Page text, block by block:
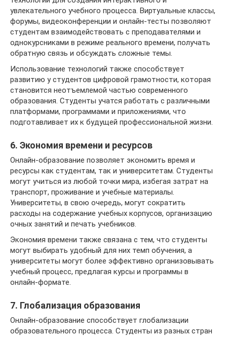
увлекательного учебного процесса. Виртуальные классы,
форумы, видеоконференции и онлайн-тесты позволяют
студентам взаимодействовать с преподавателями и
однокурсниками в режиме реального времени, получать
обратную связь и обсуждать сложные темы.
Использование технологий также способствует
развитию у студентов цифровой грамотности, которая
становится неотъемлемой частью современного
образования. Студенты учатся работать с различными
платформами, программами и приложениями, что
подготавливает их к будущей профессиональной жизни.
6. Экономия времени и ресурсов
Онлайн-образование позволяет экономить время и
ресурсы как студентам, так и университетам. Студенты
могут учиться из любой точки мира, избегая затрат на
транспорт, проживание и учебные материалы.
Университеты, в свою очередь, могут сократить
расходы на содержание учебных корпусов, организацию
очных занятий и печать учебников.
Экономия времени также связана с тем, что студенты
могут выбирать удобный для них темп обучения, а
университеты могут более эффективно организовывать
учебный процесс, предлагая курсы и программы в
онлайн-формате.
7. Глобализация образования
Онлайн-образование способствует глобализации
образовательного процесса. Студенты из разных стран